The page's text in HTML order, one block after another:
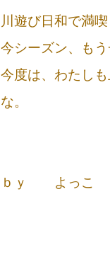
川遊び日和で満
今シーズン、も
今度は、わたし
な。
ｂｙ よっこ